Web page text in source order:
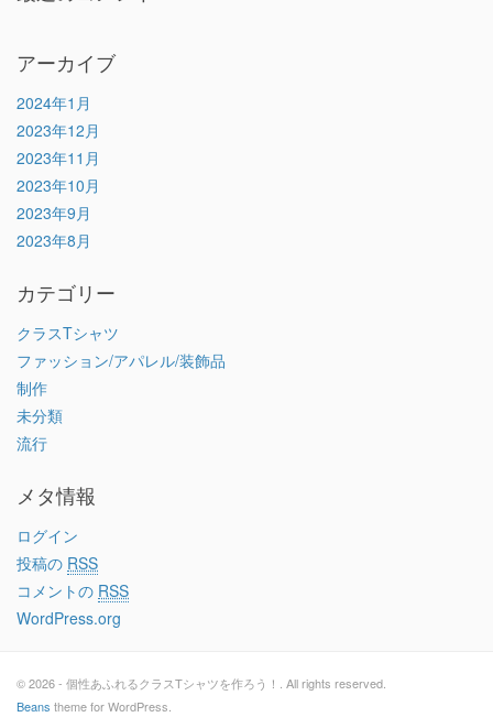
アーカイブ
2024年1月
2023年12月
2023年11月
2023年10月
2023年9月
2023年8月
カテゴリー
クラスTシャツ
ファッション/アパレル/装飾品
制作
未分類
流行
メタ情報
ログイン
投稿の RSS
コメントの RSS
WordPress.org
© 2026 - 個性あふれるクラスTシャツを作ろう！. All rights reserved.
Beans theme for WordPress.